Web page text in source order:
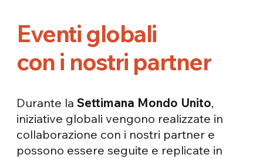
Eventi globali
con i nostri partner
Durante laSettimana Mondo Unito,
iniziative globali vengono realizzate in
collaborazione con i nostri partner e
possono essere seguite e replicate in